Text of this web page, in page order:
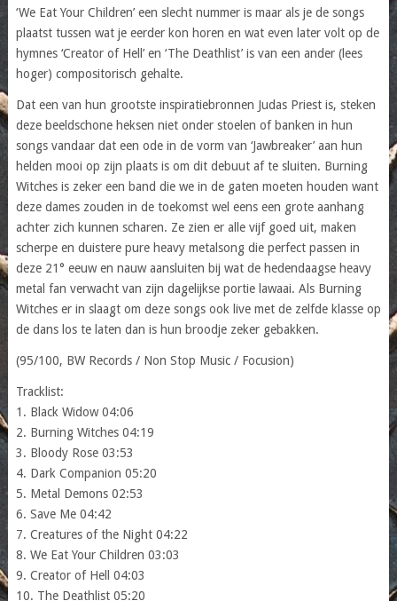
‘We Eat Your Children’ een slecht nummer is maar als je de songs
plaatst tussen wat je eerder kon horen en wat even later volt op de
hymnes ‘Creator of Hell’ en ‘The Deathlist’ is van een ander (lees
hoger) compositorisch gehalte.
Dat een van hun grootste inspiratiebronnen Judas Priest is, steken
deze beeldschone heksen niet onder stoelen of banken in hun
songs vandaar dat een ode in de vorm van ‘Jawbreaker’ aan hun
helden mooi op zijn plaats is om dit debuut af te sluiten. Burning
Witches is zeker een band die we in de gaten moeten houden want
deze dames zouden in de toekomst wel eens een grote aanhang
achter zich kunnen scharen. Ze zien er alle vijf goed uit, maken
scherpe en duistere pure heavy metalsong die perfect passen in
deze 21° eeuw en nauw aansluiten bij wat de hedendaagse heavy
metal fan verwacht van zijn dagelijkse portie lawaai. Als Burning
Witches er in slaagt om deze songs ook live met de zelfde klasse op
de dans los te laten dan is hun broodje zeker gebakken.
(95/100, BW Records / Non Stop Music / Focusion)
Tracklist:
1. Black Widow 04:06
2. Burning Witches 04:19
3. Bloody Rose 03:53
4. Dark Companion 05:20
5. Metal Demons 02:53
6. Save Me 04:42
7. Creatures of the Night 04:22
8. We Eat Your Children 03:03
9. Creator of Hell 04:03
10. The Deathlist 05:20